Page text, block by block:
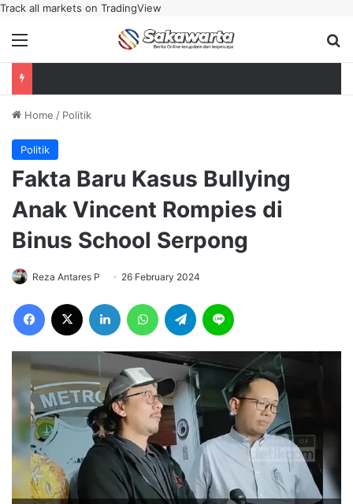
Track all markets on TradingView
Menu
Home / Politik
Politik
Fakta Baru Kasus Bullying
Anak Vincent Rompies di
Binus School Serpong
Reza Antares P 26 February 2024
Facebook LinkedIn WhatsAppTelegram